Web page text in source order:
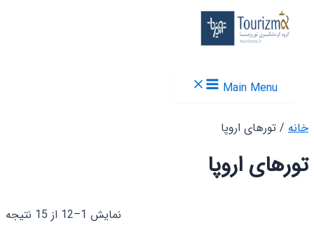
Main Menu
خانه / تورهای اروپا
تورهای اروپا
نمایش 1–12 از 15 نتیجه